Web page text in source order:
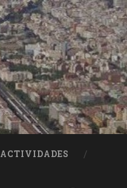
ACTIVIDADES